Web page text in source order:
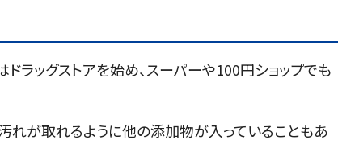
ラッグストアを始め、スーパーや100円ショップでも
れが取れるように他の添加物が入っていることもあ